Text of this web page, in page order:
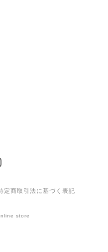
定商取引法に基づく表記
store